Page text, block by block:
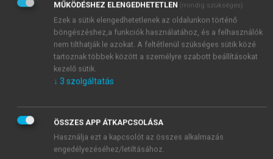
MŰKÖDÉSHEZ ELENGEDHETETLEN (mindig szükséges)
Ezek a sütik elengedhetetlenek az oldalunkon történő
böngészéshez,a funkciók használatához, és a felhasználók
nem tilthatják le azokat. A feltétlenül szükséges sütik közé
tartoznak többek között a személyre szabott beállításokat
kezelő sütik.
↓ 3 szolgáltatás
ÖSSZES APP ÁTKAPCSOLÁSA
Használja ezt a kapcsolót az összes alkalmazás
engedélyezéséhez/letiltásához.